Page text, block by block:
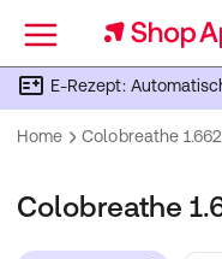
Menü
E-Rezept:
Home Colobreathe
Colobreathe